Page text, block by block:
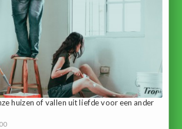
huizen of vallen uit liefde voor een ander